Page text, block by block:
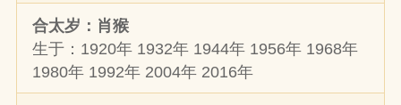
合太岁：肖猴
生于：1920年 1932年 1944年 1956年 1968年
1980年 1992年 2004年 2016年